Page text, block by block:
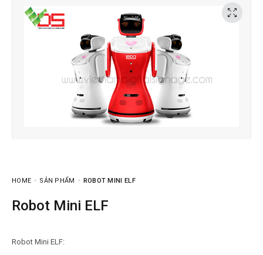
HOME SẢN PHẨM ROBOT MINI ELF
Robot Mini ELF
Robot Mini ELF: